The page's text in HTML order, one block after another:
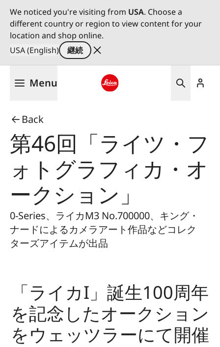
We noticed you're visiting from USA. Choose a
different country or region to view content for your
location and shop online.
USA (English)
継続
Menu
Back
第46回「ライツ・フ
ォトグラフィカ・オ
ークション」
0-Series、ライカM3 No.700000、キング・
ナードによるカメラアート作品などコレク
ターズアイテムが出品
「ライカI」誕生100周年
を記念したオークション
をウェッツラーにて開催